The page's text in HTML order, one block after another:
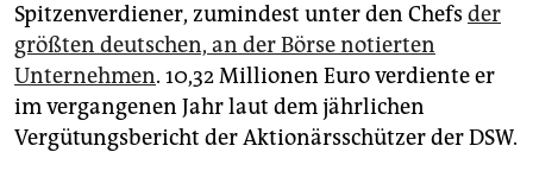
genossenschaft
epaper login
Spitzenverdiener, zumindest unter den Chefs der
größten deutschen, an der Börse notierten
Unternehmen. 10,32 Millionen Euro verdiente er
im vergangenen Jahr laut dem jährlichen
Vergütungsbericht der Aktionärsschützer der DSW.